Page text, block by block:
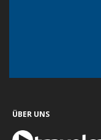
ÜBER UNS